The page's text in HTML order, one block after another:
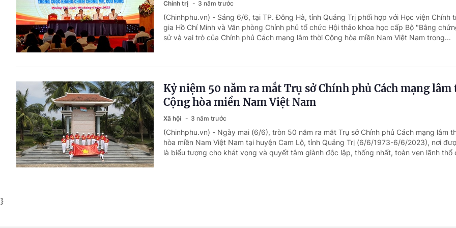
Chính trị 3 năm trước
(Chinhphu.vn) - Sáng 6/6, tại TP. Đông Hà, tỉnh Quảng Trị phối hợp với Học viện Chính
gia Hồ Chí Minh và Văn phòng Chính phủ tổ chức Hội thảo khoa học cấp Bộ "Bằng
sử và vai trò của Chính phủ Cách mạng lâm thời Cộng hòa miền Nam Việt Nam trong...
Kỷ niệm 50 năm ra mắt Trụ sở Chính phủ Cách mạng lâm
Cộng hòa miền Nam Việt Nam
Xã hội 3 năm trước
(Chinhphu.vn) - Ngày mai (6/6), tròn 50 năm ra mắt Trụ sở Chính phủ Cách mạng lâm
hòa miền Nam Việt Nam tại huyện Cam Lộ, tỉnh Quảng Trị (6/6/1973-6/6/2023), nơi
là biểu tượng cho khát vọng và quyết tâm giành độc lập, thống nhất, toàn vẹn lãnh thổ
}